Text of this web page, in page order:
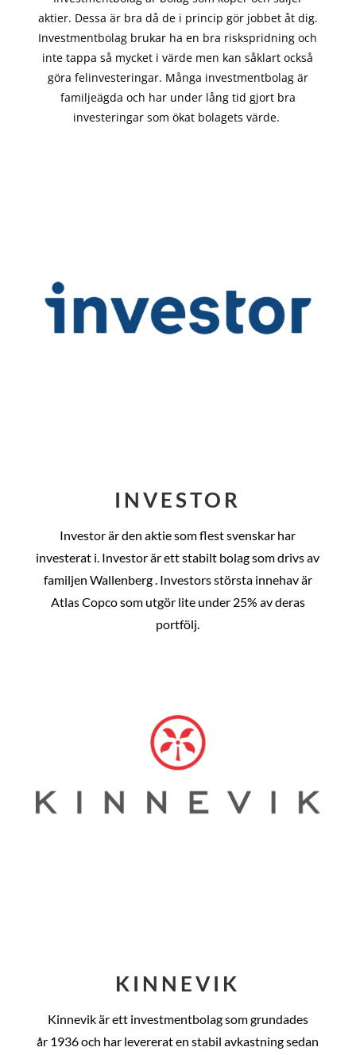
aktier. Dessa är bra då de i princip görjobbet åt dig.
Investmentbolag brukar ha en bra riskspridning och
inte tappa så mycket i värde men kan såklart också
göra felinvesteringar. Många investmentbolag är
familjeägda och har under lång tid gjort bra
investeringar som ökat bolagets värde.
INVESTOR
Investor är den aktie som flest svenskar har
investerat i. Investor är ett stabilt bolag som drivs av
familjen Wallenberg . Investors största innehav är
Atlas Copco som utgör lite under 25% av deras
portfölj.
KINNEVIK
Kinnevik är ett investmentbolag som grundades
år 1936 och har levererat en stabil avkastning sedan